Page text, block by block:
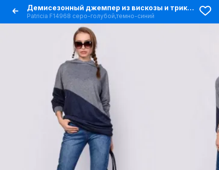
Демисезонный джемпер из вискозы и трикотажа сочетание серого и синего
Patriciа F14968 серо-голубой,темно-синий